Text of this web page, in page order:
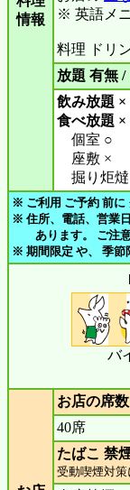
情報
※ 英語メ
料理 ドリ
放題 有無
飲み放題 ×
食べ放題 ×
個室 ○
座敷 ×
掘り炬燵
※ ご利用 ご予約 前に
※ 住所、電話、営業
あります。 ご注意
※ 期間限定 や、 季節
バ
お店の席数
40席
たばこ 禁
受動喫煙対